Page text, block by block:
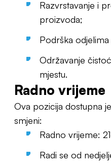
Razvrstavanje i
proizvoda;
Podrška
Održavanje
mjestu.
Radno vrijeme
Ova pozicija dostupna
smjeni:
Radno vrijeme:
Radi se od